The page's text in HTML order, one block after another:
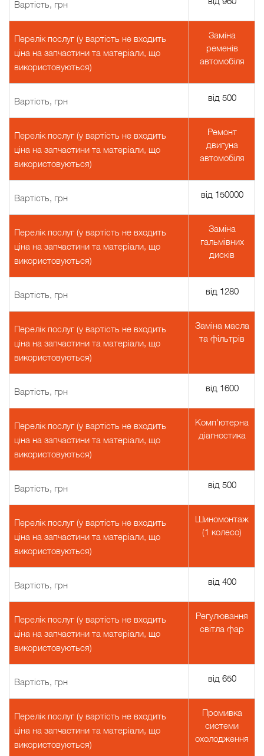
Вартість, грн
Перелік послуг (у вартість не входить
ціна на запчастини та матеріали, що
використовуються)
Заміна
ременів
автомобіля
Вартість, грн від 500
Перелік послуг (у вартість не входить
ціна на запчастини та матеріали, що
використовуються)
Ремонт
двигуна
автомобіля
Вартість, грн від 150000
Перелік послуг (у вартість не входить
ціна на запчастини та матеріали, що
використовуються)
Заміна
гальмівних
дисків
Вартість, грн від 1280
Перелік послуг (у вартість не входить
ціна на запчастини та матеріали, що
використовуються)
Заміна масла
та фільтрів
Вартість, грн від 1600
Перелік послуг (у вартість не входить
ціна на запчастини та матеріали, що
використовуються)
Комп'ютерна
діагностика
Вартість, грн від 500
Перелік послуг (у вартість не входить
ціна на запчастини та матеріали, що
використовуються)
Шиномонтаж
(1 колесо)
Вартість, грн від 400
Перелік послуг (у вартість не входить
ціна на запчастини та матеріали, що
використовуються)
Регулювання
світла фар
Вартість, грн від 650
Перелік послуг (у вартість не входить
ціна на запчастини та матеріали, що
використовуються)
Промивка
системи
охолодження